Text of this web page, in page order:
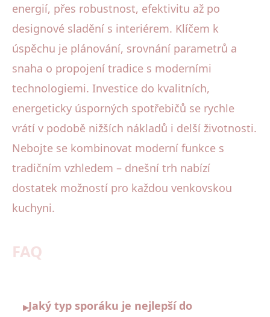
energií, přes robustnost, efektivitu až po
designové sladění s interiérem. Klíčem k
úspěchu je plánování, srovnání parametrů a
snaha o propojení tradice s moderními
technologiemi. Investice do kvalitních,
energeticky úsporných spotřebičů se rychle
vrátí v podobě nižších nákladů i delší životnosti.
Nebojte se kombinovat moderní funkce s
tradičním vzhledem – dnešní trh nabízí
dostatek možností pro každou venkovskou
kuchyni.
FAQ
▸Jaký typ sporáku je nejlepší do